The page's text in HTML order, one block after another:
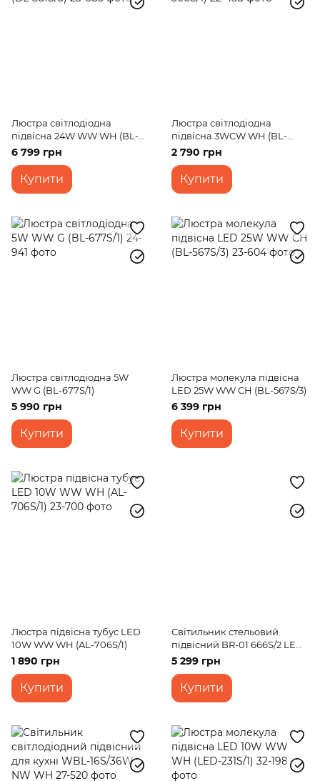
Люстра світлодіодна
підвісна 24W WW WH (BL-
581S/3)
6 799 грн
Купити
Люстра світлодіодна
підвісна 3WCW WH (BL-
306S/1)
2 790 грн
Купити
Люстра світлодіодна 5W
WW G (BL-677S/1)
5 990 грн
Купити
Люстра молекула підвісна
LED 25W WW CH (BL-567S/3)
6 399 грн
Купити
Люстра підвісна тубус LED
10W WW WH (AL-706S/1)
1 890 грн
Купити
Світильник стельовий
підвісний BR-01 666S/2 LED
10W NW BK/G
5 299 грн
Купити